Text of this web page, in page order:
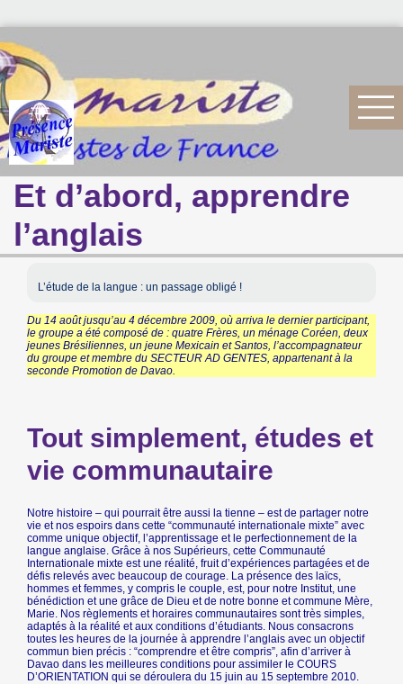
Et d’abord, apprendre
l’anglais
L’étude de la langue : un passage obligé !
Du 14 août jusqu’au 4 décembre 2009, où arriva le dernier participant,
le groupe a été composé de : quatre Frères, un ménage Coréen, deux
jeunes Brésiliennes, un jeune Mexicain et Santos, l’accompagnateur
du groupe et membre du SECTEUR AD GENTES, appartenant à la
seconde Promotion de Davao.
Tout simplement, études et
vie communautaire
Notre histoire – qui pourrait être aussi la tienne – est de partager notre
vie et nos espoirs dans cette “communauté internationale mixte” avec
comme unique objectif, l’apprentissage et le perfectionnement de la
langue anglaise. Grâce à nos Supérieurs, cette Communauté
Internationale mixte est une réalité, fruit d’expériences partagées et de
défis relevés avec beaucoup de courage. La présence des laïcs,
hommes et femmes, y compris le couple, est, pour notre Institut, une
bénédiction et une grâce de Dieu et de notre bonne et commune Mère,
Marie. Nos règlements et horaires communautaires sont très simples,
adaptés à la réalité et aux conditions d’étudiants. Nous consacrons
toutes les heures de la journée à apprendre l’anglais avec un objectif
commun bien précis : “comprendre et être compris”, afin d’arriver à
Davao dans les meilleures conditions pour assimiler le COURS
D’ORIENTATION qui se déroulera du 15 juin au 15 septembre 2010.